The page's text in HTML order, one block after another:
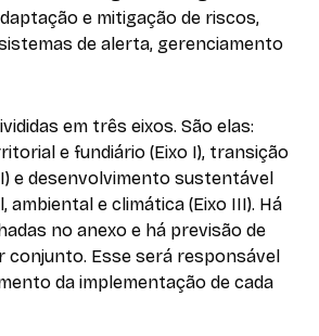
e mitigação de riscos,
de alerta, gerenciamento
em três eixos. São elas:
e fundiário (Eixo I), transição
e desenvolvimento sustentável
ambiental e climática (Eixo III). Há
no anexo e há previsão de
conjunto. Esse será responsável
da implementação de cada